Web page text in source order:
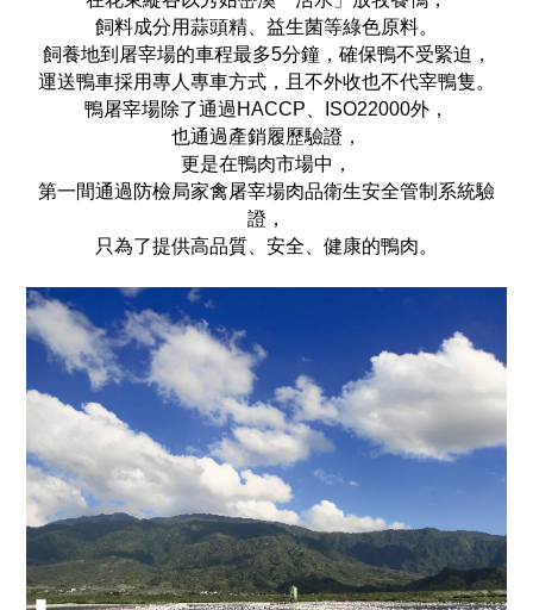
飼料成分用蒜頭精、益生菌等綠色原料。
飼養地到屠宰場的車程最多5分鐘，確保鴨不受緊迫，
運送鴨車採用專人專車方式，且不外收也不代宰鴨隻。
鴨屠宰場除了通過HACCP、ISO22000外，
也通過產銷履歷驗證，
更是在鴨肉市場中，
第一間通過防檢局家禽屠宰場肉品衛生安全管制系統驗
證，
只為了提供高品質、安全、健康的鴨肉。